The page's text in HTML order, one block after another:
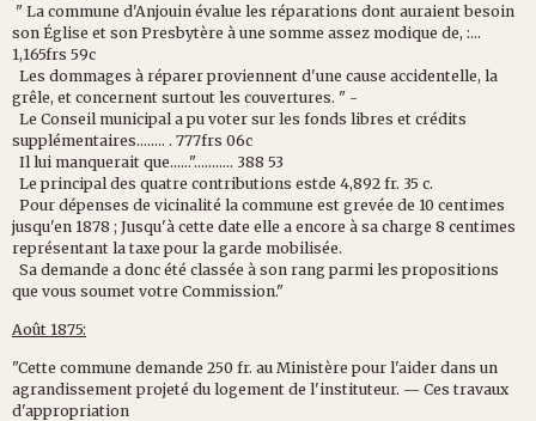
" La commune d'Anjouin évalue les réparations dont auraient besoin
son Église et son Presbytère à une somme assez modique de, :...
1,165frs 59c
Les dommages à réparer proviennent d'une cause accidentelle, la
grêle, et concernent surtout les couvertures. " -
Le Conseil municipal a pu voter sur les fonds libres et crédits
supplémentaires........ . 777frs 06c
Il lui manquerait que......"........... 388 53
Le principal des quatre contributions estde 4,892 fr. 35 c.
Pour dépenses de vicinalité la commune est grevée de 10 centimes
jusqu'en 1878 ; Jusqu'à cette date elle a encore à sa charge 8 centimes
représentant la taxe pour la garde mobilisée.
Sa demande a donc été classée à son rang parmi les propositions
que vous soumet votre Commission."
Août 1875:
"Cette commune demande 250 fr. au Ministère pour l'aider dans un
agrandissement projeté du logement de l'instituteur. — Ces travaux
d'appropriation